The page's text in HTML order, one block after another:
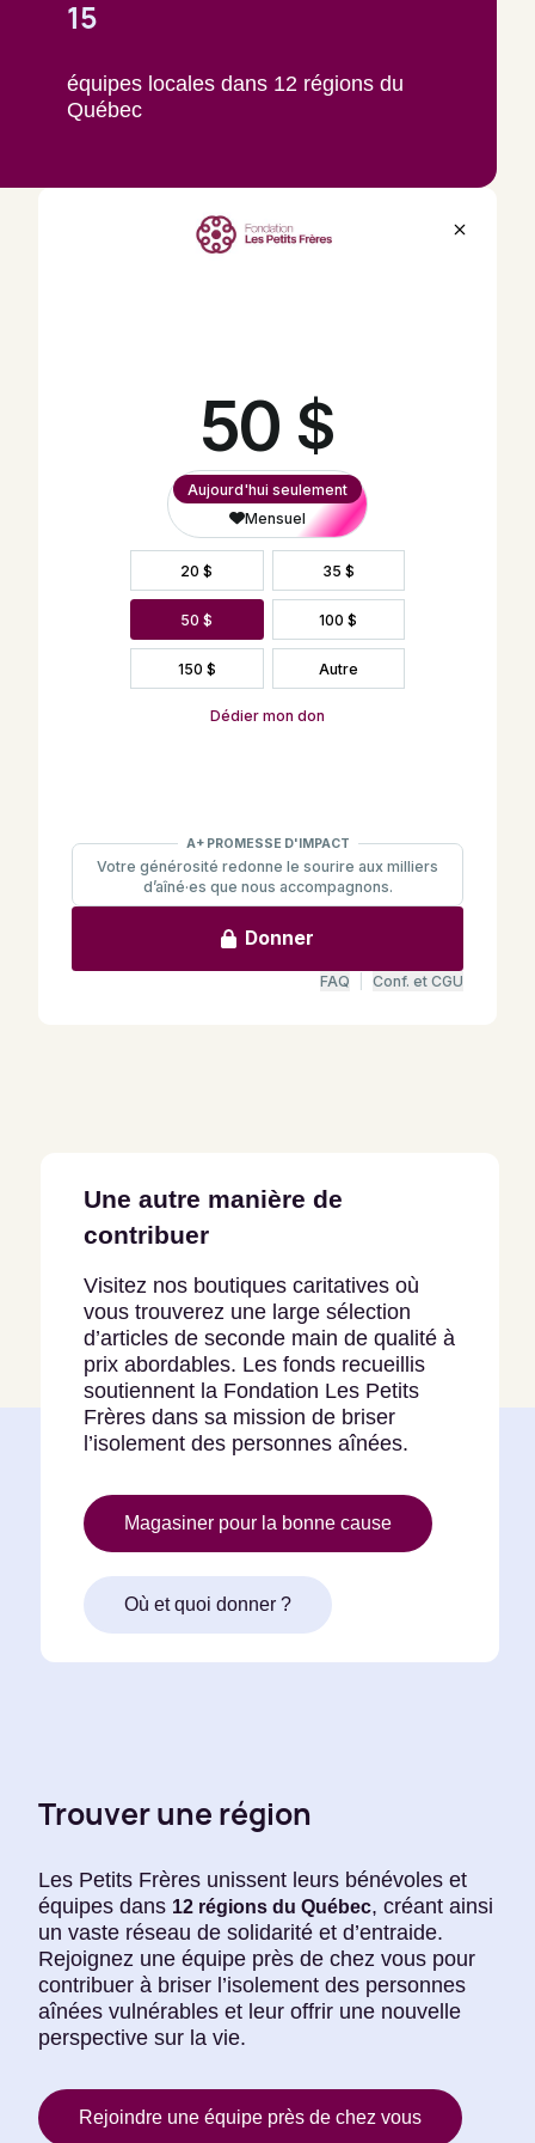
15
équipes locales dans 12 régions du
Québec
Une autre manière de
contribuer
Visitez nos boutiques caritatives où
vous trouverez une large sélection
d’articles de seconde main de qualité à
prix abordables. Les fonds recueillis
soutiennent la Fondation Les Petits
Frères dans sa mission de briser
l’isolement des personnes aînées.
Magasiner pour la bonne cause
Où et quoi donner ?
Trouver une région
Les Petits Frères unissent leurs bénévoles et
équipes dans 12 régions du Québec, créant ainsi
un vaste réseau de solidarité et d’entraide.
Rejoignez une équipe près de chez vous pour
contribuer à briser l’isolement des personnes
aînées vulnérables et leur offrir une nouvelle
perspective sur la vie.
Rejoindre une équipe près de chez vous